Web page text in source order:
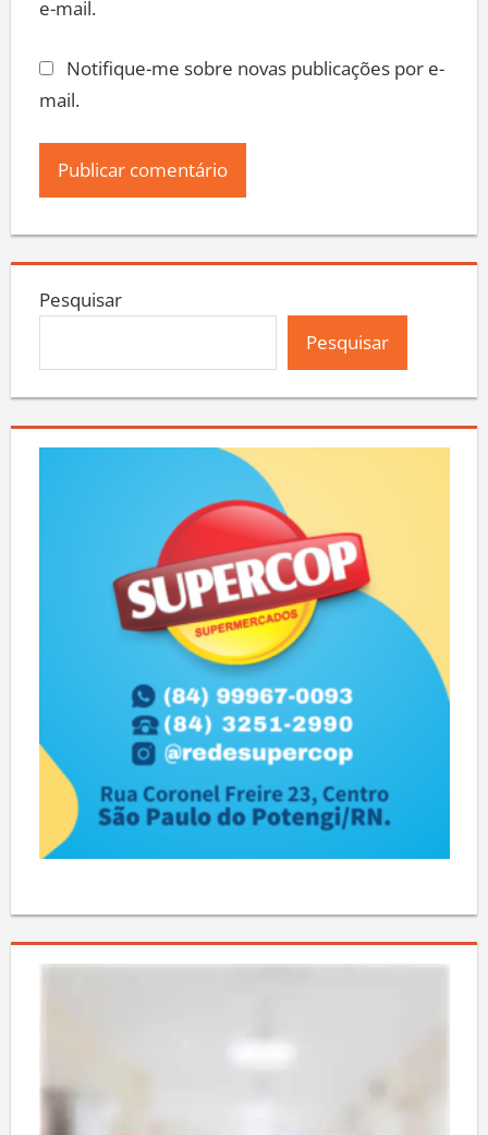
e-mail.
Notifique-me sobre novas publicações por e-
mail.
Pesquisar
Pesquisar